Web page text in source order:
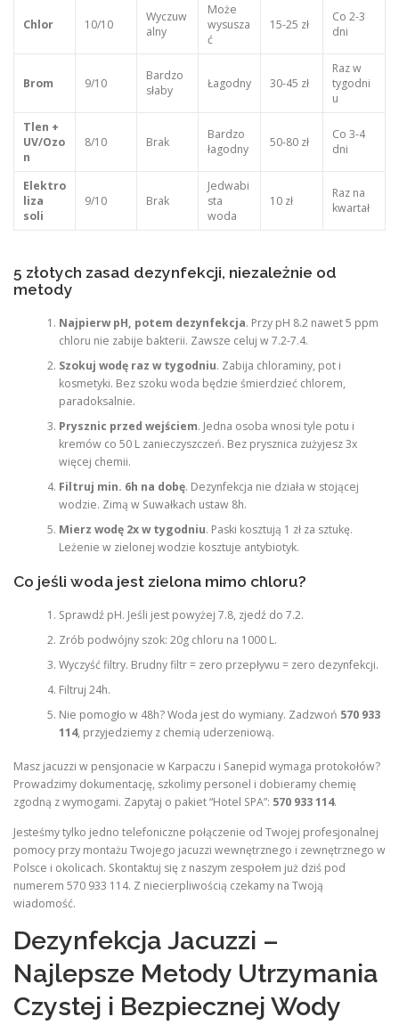
Chlor 10/10
Wyczuw
alny
Może
wysusza
ć
15-25 zł
Co 2-3
dni
Brom 9/10
Bardzo
słaby
Łagodny 30-45 zł
Raz w
tygodni
u
Tlen +
UV/Ozo
n
8/10 Brak
Bardzo
łagodny
50-80 zł
Co 3-4
dni
Elektro
liza
soli
9/10 Brak
Jedwabi
sta
woda
10 zł
Raz na
kwartał
5 złotych zasad dezynfekcji, niezależnie od
metody
Najpierw pH, potem dezynfekcja. Przy pH 8.2 nawet 5 ppm
chloru nie zabije bakterii. Zawsze celuj w 7.2-7.4.
Szokuj wodę raz w tygodniu. Zabija chloraminy, pot i
kosmetyki. Bez szoku woda będzie śmierdzieć chlorem,
paradoksalnie.
Prysznic przed wejściem. Jedna osoba wnosi tyle potu i
kremów co 50 L zanieczyszczeń. Bez prysznica zużyjesz 3x
więcej chemii.
Filtruj min. 6h na dobę. Dezynfekcja nie działa w stojącej
wodzie. Zimą w Suwałkach ustaw 8h.
Mierz wodę 2x w tygodniu. Paski kosztują 1 zł za sztukę.
Leżenie w zielonej wodzie kosztuje antybiotyk.
Co jeśli woda jest zielona mimo chloru?
Sprawdź pH. Jeśli jest powyżej 7.8, zjedź do 7.2.
Zrób podwójny szok: 20g chloru na 1000 L.
Wyczyść filtry. Brudny filtr = zero przepływu = zero dezynfekcji.
Filtruj 24h.
Nie pomogło w 48h? Woda jest do wymiany. Zadzwoń 570 933
114, przyjedziemy z chemią uderzeniową.
Masz jacuzzi w pensjonacie w Karpaczu i Sanepid wymaga protokołów?
Prowadzimy dokumentację, szkolimy personel i dobieramy chemię
zgodną z wymogami. Zapytaj o pakiet “Hotel SPA”: 570 933 114.
Jesteśmy tylko jedno telefoniczne połączenie od Twojej profesjonalnej
pomocy przy montażu Twojego jacuzzi wewnętrznego i zewnętrznego w
Polsce i okolicach. Skontaktuj się z naszym zespołem już dziś pod
numerem 570 933 114. Z niecierpliwością czekamy na Twoją
wiadomość.
Dezynfekcja Jacuzzi –
Najlepsze Metody Utrzymania
Czystej i Bezpiecznej Wody